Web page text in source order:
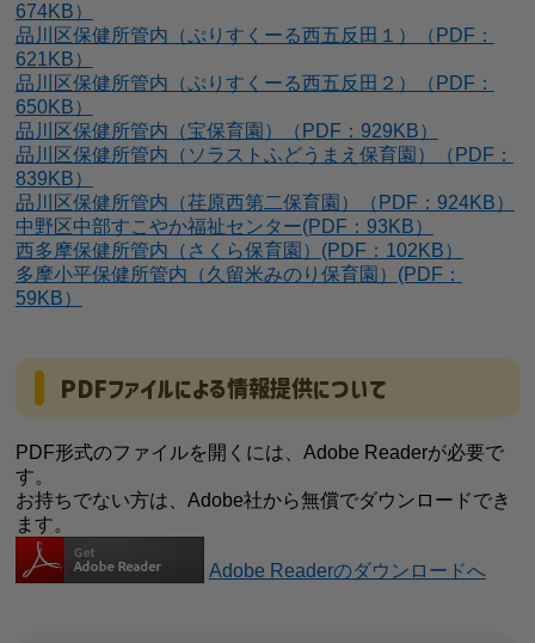
674KB）
品川区保健所管内（ぷりすくーる西五反田１）（PDF：
621KB）
品川区保健所管内（ぷりすくーる西五反田２）（PDF：
650KB）
品川区保健所管内（宝保育園）（PDF：929KB）
品川区保健所管内（ソラストふどうまえ保育園）（PDF：
839KB）
品川区保健所管内（荏原西第二保育園）（PDF：924KB）
中野区中部すこやか福祉センター(PDF：93KB）
西多摩保健所管内（さくら保育園）(PDF：102KB）
多摩小平保健所管内（久留米みのり保育園）(PDF：
59KB）
PDFファイルによる情報提供について
PDF形式のファイルを開くには、Adobe Readerが必要で
す。
お持ちでない方は、Adobe社から無償でダウンロードでき
ます。
Adobe Readerのダウンロードへ